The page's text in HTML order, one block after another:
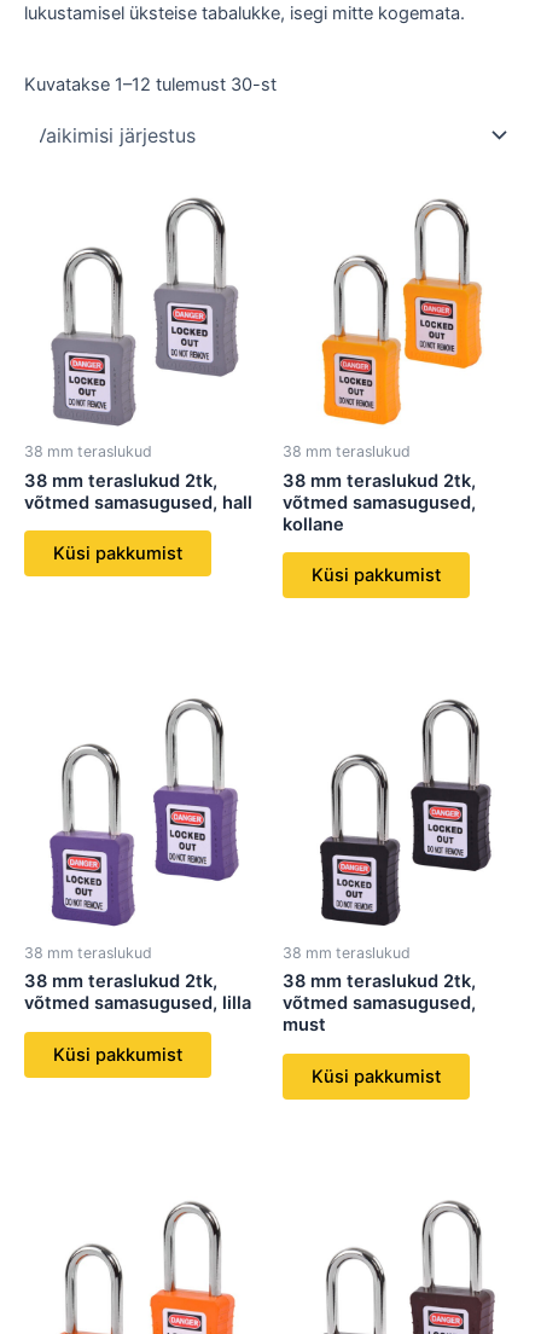
lukustamisel üksteise tabalukke, isegi mitte kogemata.
Kuvatakse 1–12 tulemust 30-st
38 mm teraslukud
38 mm teraslukud 2tk,
võtmed samasugused, hall
Küsi pakkumist
38 mm teraslukud
38 mm teraslukud 2tk,
võtmed samasugused,
kollane
Küsi pakkumist
38 mm teraslukud
38 mm teraslukud 2tk,
võtmed samasugused, lilla
Küsi pakkumist
38 mm teraslukud
38 mm teraslukud 2tk,
võtmed samasugused,
must
Küsi pakkumist